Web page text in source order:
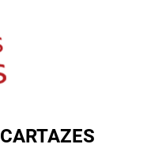
CARTAZES